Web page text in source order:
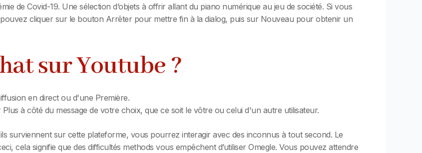
de Covid-19. Une sélection d’objets à offrir allant du piano numérique au jeu de société. Si vous
cliquer sur le bouton Arrêter pour mettre fin à la dialog, puis sur Nouveau pour obtenir un
sur Youtube ?
en direct ou d'une Première.
à côté du message de votre choix, que ce soit le vôtre ou celui d'un autre utilisateur.
surviennent sur cette plateforme, vous pourrez interagir avec des inconnus à tout second. Le
cela signifie que des difficultés methods vous empêchent d’utiliser Omegle. Vous pouvez attendre